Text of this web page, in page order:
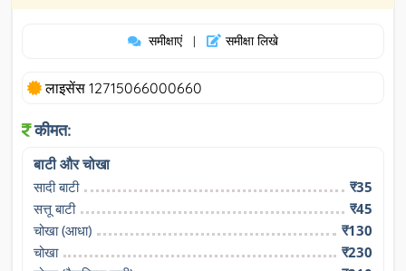
समीक्षाएं | समीक्षा लिखे
लाइसेंस 12715066000660
कीमत:
बाटी और चोखा
सादी बाटी
₹35
सत्तू बाटी
₹45
चोखा (आधा)
₹130
चोखा
₹230